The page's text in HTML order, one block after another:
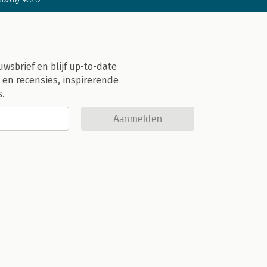
en blijf up-to-date
recensies, inspirerende
Aanmelden